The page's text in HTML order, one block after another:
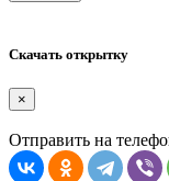
Скачать открытку
×
Отправить на